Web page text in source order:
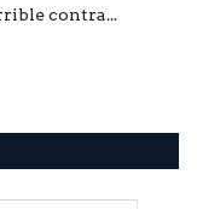
contra...